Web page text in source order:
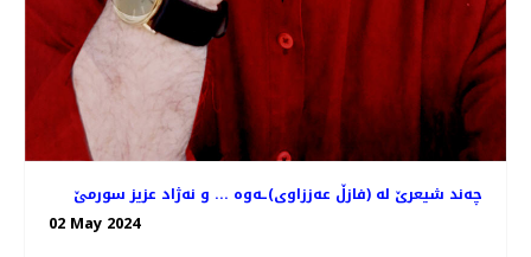
چه‌ند شیعرێ له‌ (فازڵ عه‌ززاوی)ـه‌وه‌ ... و نه‌ژاد عزیز سورمێ
02 May 2024